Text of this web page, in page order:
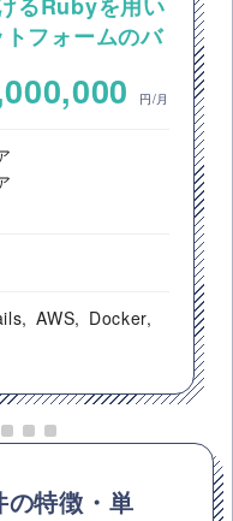
フォームのバ
円/月
AWS
Docker
の特徴・単